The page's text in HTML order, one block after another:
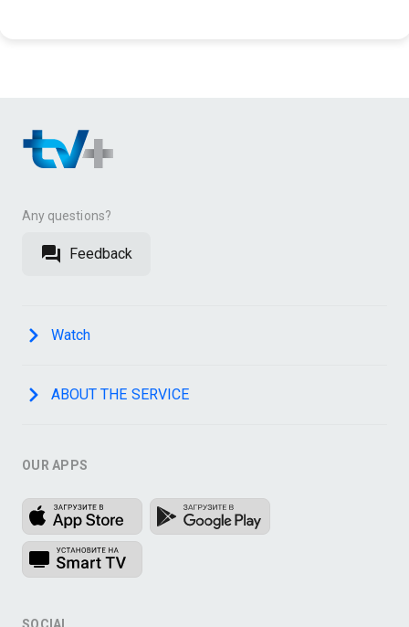
Any questions?
Feedback
Watch
ABOUT THE SERVICE
OUR APPS
SOCIAL